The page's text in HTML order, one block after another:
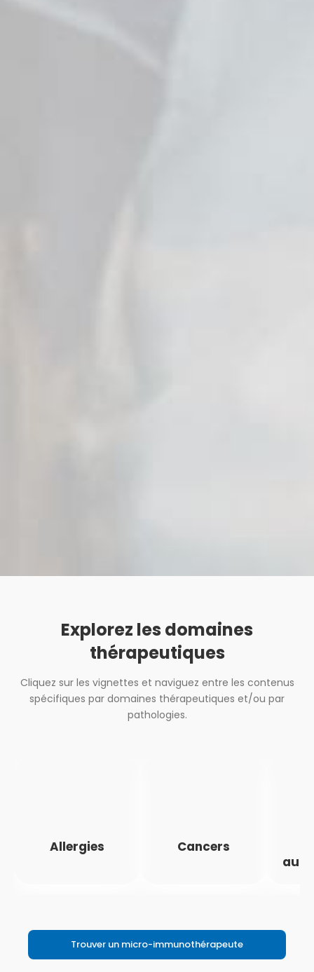
Explorez les domaines
thérapeutiques
Cliquez sur les vignettes et naviguez entre les contenus
spécifiques par domaines thérapeutiques et/ou par
pathologies.
Allergies Cancers
Trouver un micro-immunothérapeute